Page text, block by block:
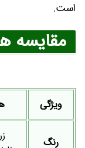
است.
مقایسه
ویژگی
رنگ